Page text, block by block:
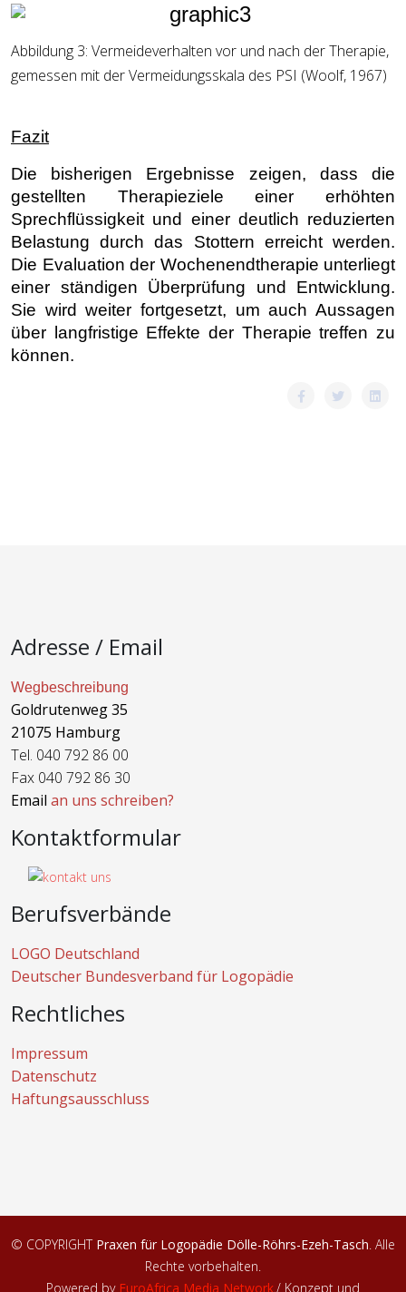
Abbildung 3: Vermeideverhalten vor und nach der Therapie,
gemessen mit der Vermeidungsskala des PSI (Woolf, 1967)
Fazit
Die bisherigen Ergebnisse zeigen, dass die
gestellten Therapieziele einer erhöhten
Sprechflüssigkeit und einer deutlich reduzierten
Belastung durch das Stottern erreicht werden.
Die Evaluation der Wochenendtherapie unterliegt
einer ständigen Überprüfung und Entwicklung.
Sie wird weiter fortgesetzt, um auch Aussagen
über langfristige Effekte der Therapie treffen zu
können.
Adresse / Email
Wegbeschreibung
Goldrutenweg 35
21075 Hamburg
Tel. 040 792 86 00
Fax 040 792 86 30
Email an uns schreiben?
Kontaktformular
Berufsverbände
LOGO Deutschland
Deutscher Bundesverband für Logopädie
Rechtliches
Impressum
Datenschutz
Haftungsausschluss
© COPYRIGHT Praxen für Logopädie Dölle-Röhrs-Ezeh-Tasch. Alle
Rechte vorbehalten.
Powered by EuroAfrica Media Network/ Konzept und